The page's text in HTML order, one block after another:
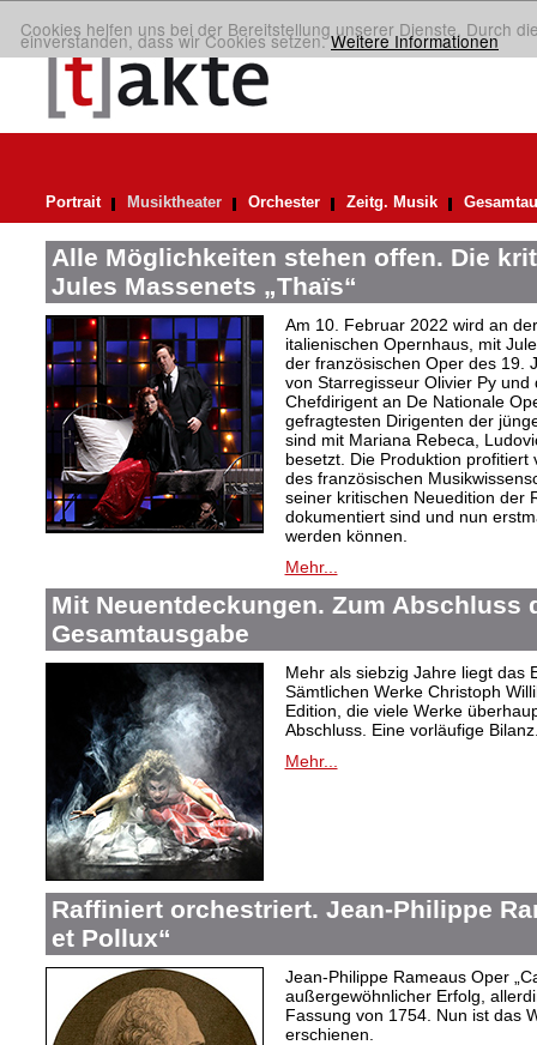
Cookies helfen uns bei der Bereitstellung unserer Dienste. Durch
einverstanden, dass wir Cookies setzen.Weitere Informationen
Portrait Musiktheater Orchester Zeitg. Musik
Alle Möglichkeiten stehen offen. Die
Jules Massenets „Thaïs“
Am 10. Februar 2022 wird an
italienischen Opernhaus, mit
der französischen Oper des 19.
von Starregisseur Olivier Py
Chefdirigent an De Nationale
gefragtesten Dirigenten der
sind mit Mariana Rebeca,
besetzt. Die Produktion
des französischen
seiner kritischen Neuedition der
dokumentiert sind und nun
werden können.
Mehr...
Mit Neuentdeckungen. Zum Abschluss
Gesamtausgabe
Mehr als siebzig Jahre liegt das
Sämtlichen Werke Christoph
Edition, die viele Werke
Abschluss. Eine vorläufige
Mehr...
Raffiniert orchestriert. Jean-Philippe
et Pollux“
Jean-Philippe Rameaus Oper
außergewöhnlicher Erfolg,
Fassung von 1754. Nun ist das
erschienen.